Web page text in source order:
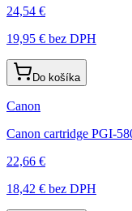
24,54 €
19,95 € bez DPH
Do košíka
Canon
Canon cartridge PGI-
22,66 €
18,42 € bez DPH